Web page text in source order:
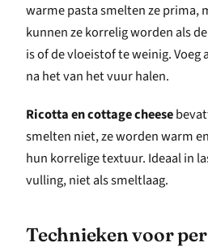
warme pasta smelten ze prima,
kunnen ze korrelig worden als
is of de vloeistof te weinig.
na het van het vuur halen.
Ricotta en cottage cheese
smelten niet, ze worden warm
hun korrelige textuur. Ideaal in
vulling, niet als smeltlaag.
Technieken voor